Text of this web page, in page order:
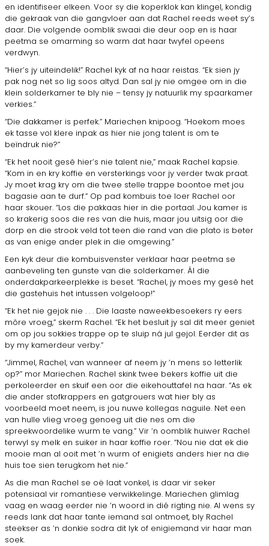
en identifiseer elkeen. Voor sy die koperklok kan klingel, kondig
die gekraak van die gangvloer aan dat Rachel reeds weet sy’s
daar. Die volgende oomblik swaai die deur oop en is haar
peetma se omarming so warm dat haar twyfel opeens
verdwyn.
“Hier’s jy uiteindelik!” Rachel kyk af na haar reistas. “Ek sien jy
pak nog net so lig soos altyd. Dan sal jy nie omgee om in die
klein solderkamer te bly nie – tensy jy natuurlik my spaarkamer
verkies.”
“Die dakkamer is perfek.” Mariechen knipoog. “Hoekom moes
ek tasse vol klere inpak as hier nie jong talent is om te
beïndruk nie?”
“Ek het nooit gesê hier’s nie talent nie,” maak Rachel kapsie.
“Kom in en kry koffie en versterkings voor jy verder twak praat.
Jy moet krag kry om die twee stelle trappe boontoe met jou
bagasie aan te durf.” Op pad kombuis toe loer Rachel oor
haar skouer. “Los die pakkaas hier in die portaal. Jou kamer is
so krakerig soos die res van die huis, maar jou uitsig oor die
dorp en die strook veld tot teen die rand van die plato is beter
as van enige ander plek in die omgewing.”
Een kyk deur die kombuisvenster verklaar haar peetma se
aanbeveling ten gunste van die solderkamer. Ál die
onderdakparkeerplekke is beset. “Rachel, jy moes my gesê het
die gastehuis het intussen volgeloop!”
“Ek het nie gejok nie . . . Die laaste naweekbesoekers ry eers
môre vroeg,” skerm Rachel. “Ek het besluit jy sal dit meer geniet
om op jou sokkies trappe op te sluip ná jul gejol. Eerder dit as
by my kamerdeur verby.”
“Jimmel, Rachel, van wanneer af neem jy ’n mens so letterlik
op?” mor Mariechen. Rachel skink twee bekers koffie uit die
perkoleerder en skuif een oor die eikehouttafel na haar. “As ek
die ander stofkrappers en gatgrouers wat hier bly as
voorbeeld moet neem, is jou nuwe kollegas naguile. Net een
van hulle vlieg vroeg genoeg uit die nes om die
spreekwoordelike wurm te vang.” Vir ’n oomblik huiwer Rachel
terwyl sy melk en suiker in haar koffie roer. “Nou nie dat ek die
mooie man al ooit met ’n wurm of enigiets anders hier na die
huis toe sien terugkom het nie.”
As die man Rachel se oë laat vonkel, is daar vir seker
potensiaal vir romantiese verwikkelinge. Mariechen glimlag
vaag en waag eerder nie ’n woord in dié rigting nie. Al wens sy
reeds lank dat haar tante iemand sal ontmoet, bly Rachel
steekser as ’n donkie sodra dit lyk of enigiemand vir haar man
soek.